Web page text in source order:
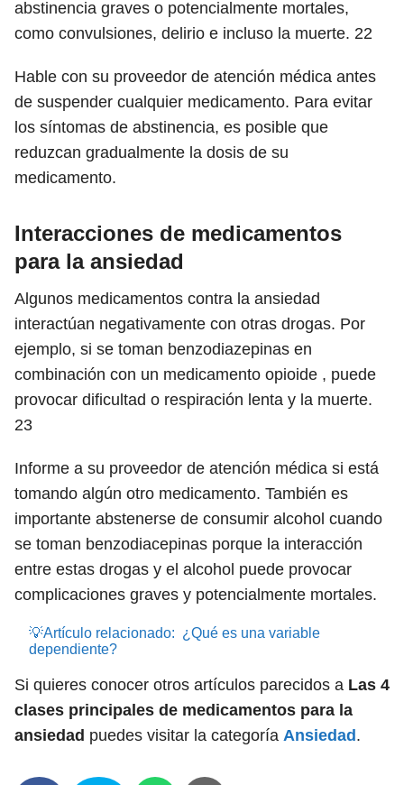
abstinencia graves o potencialmente mortales,
como convulsiones, delirio e incluso la muerte. 22
Hable con su proveedor de atención médica antes
de suspender cualquier medicamento. Para evitar
los síntomas de abstinencia, es posible que
reduzcan gradualmente la dosis de su
medicamento.
Interacciones de medicamentos
para la ansiedad
Algunos medicamentos contra la ansiedad
interactúan negativamente con otras drogas. Por
ejemplo, si se toman benzodiazepinas en
combinación con un medicamento opioide , puede
provocar dificultad o respiración lenta y la muerte.
23
Informe a su proveedor de atención médica si está
tomando algún otro medicamento. También es
importante abstenerse de consumir alcohol cuando
se toman benzodiacepinas porque la interacción
entre estas drogas y el alcohol puede provocar
complicaciones graves y potencialmente mortales.
💡Artículo relacionado: ¿Qué es una variable
dependiente?
Si quieres conocer otros artículos parecidos a Las 4
clases principales de medicamentos para la
ansiedad puedes visitar la categoría Ansiedad .